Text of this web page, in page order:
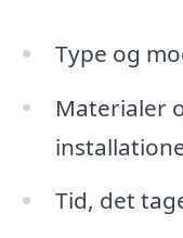
Type og
Materialer
Tid, det